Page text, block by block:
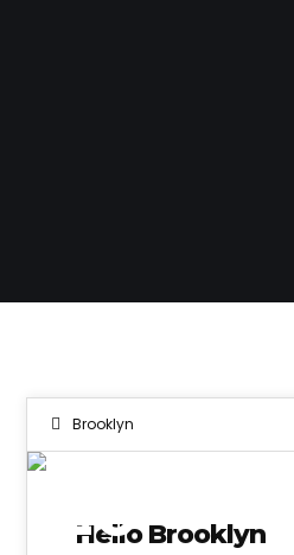
Brooklyn
20
Hello Brooklyn